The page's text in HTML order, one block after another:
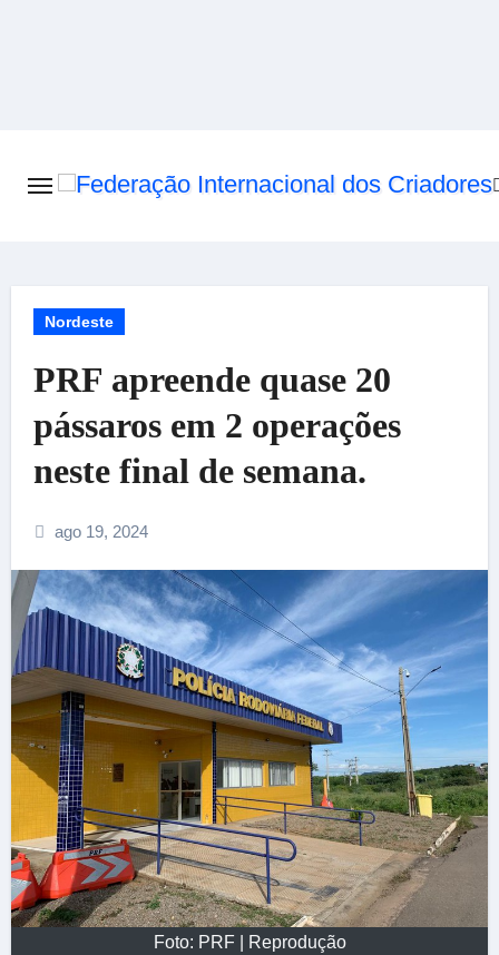
Nordeste
PRF apreende quase 20
pássaros em 2 operações
neste final de semana.
ago 19, 2024
Foto: PRF | Reprodução